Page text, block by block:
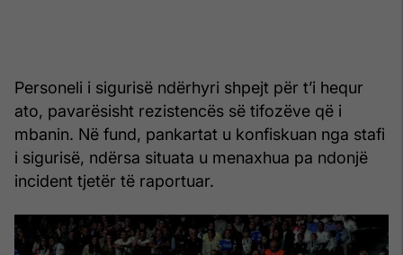
Personeli i sigurisë ndërhyri shpejt për t’i hequr
ato, pavarësisht rezistencës së tifozëve që i
mbanin. Në fund, pankartat u konfiskuan nga stafi
i sigurisë, ndërsa situata u menaxhua pa ndonjë
incident tjetër të raportuar.